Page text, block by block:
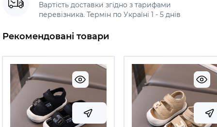
Вартість доставки згідно з тарифами
перевізника. Термін по Україні 1 - 5 днів
Рекомендовані товари